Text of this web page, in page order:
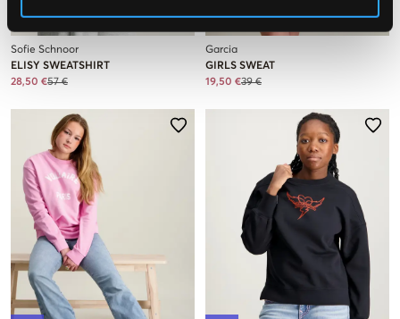
Sofie Schnoor
ELISY SWEATSHIRT
28,50 €57 €
Garcia
GIRLS SWEAT
19,50 €39 €